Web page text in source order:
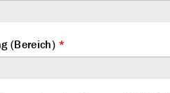
(Bereich) *